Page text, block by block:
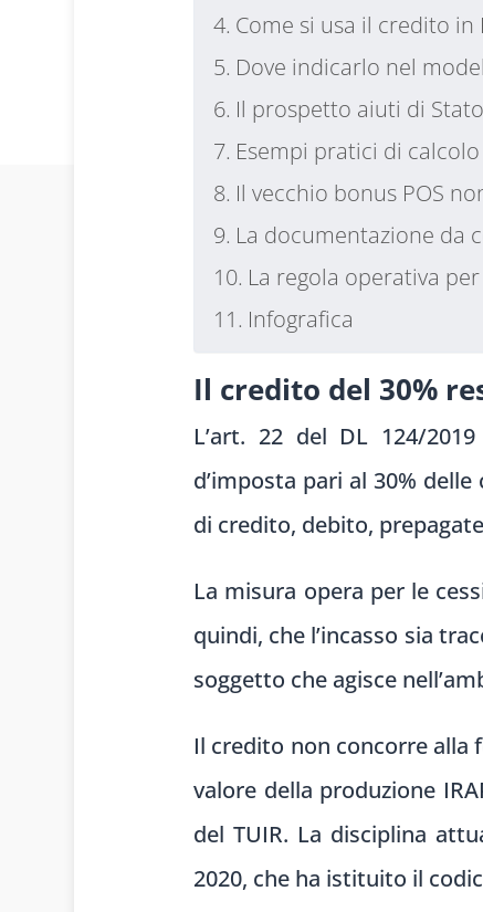
Come si usa il credito in
Dove indicarlo nel
Il prospetto aiuti di
Esempi pratici di calcolo
Il vecchio bonus POS
La documentazione da
La regola operativa
Infografica
Il credito del 30%
L’art. 22 del DL 124/
d’imposta pari al 30%
di credito, debito,
La misura opera per le
quindi, che l’incasso sia
soggetto che agisce
Il credito non concorre alla
valore della produzione
del TUIR. La disciplina
2020, che ha istituito il